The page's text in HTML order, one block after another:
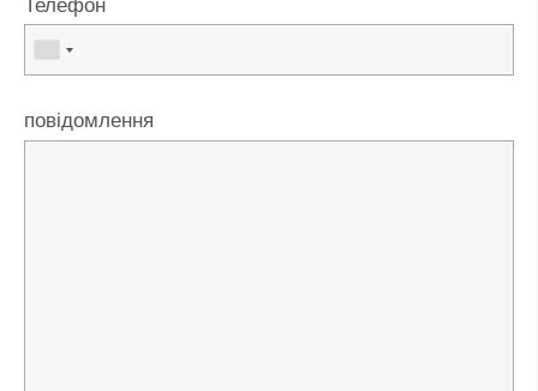
повідомлення